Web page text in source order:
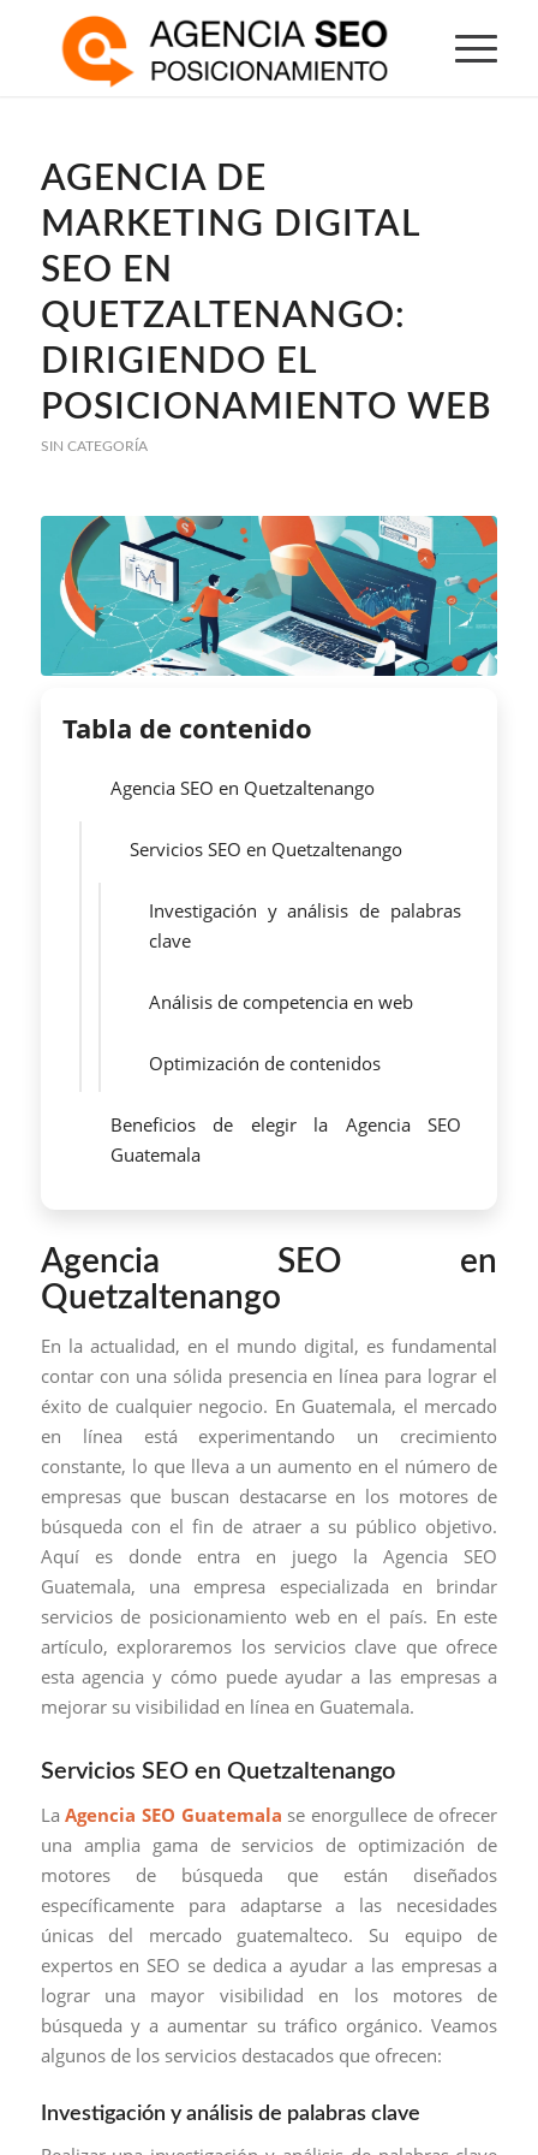
AGENCIA DE
MARKETING DIGITAL
SEO EN
QUETZALTENANGO:
DIRIGIENDO EL
POSICIONAMIENTO WEB
SIN CATEGORÍA
Tabla de contenido
Agencia SEO en Quetzaltenango
Servicios SEO en Quetzaltenango
Investigación y análisis de palabras
clave
Análisis de competencia en web
Optimización de contenidos
Beneficios de elegir la Agencia SEO
Guatemala
Agencia SEO en
Quetzaltenango
En la actualidad, en el mundo digital, es fundamental
contar con una sólida presencia en línea para lograr el
éxito de cualquier negocio. En Guatemala, el mercado
en línea está experimentando un crecimiento
constante, lo que lleva a un aumento en el número de
empresas que buscan destacarse en los motores de
búsqueda con el fin de atraer a su público objetivo.
Aquí es donde entra en juego la Agencia SEO
Guatemala, una empresa especializada en brindar
servicios de posicionamiento web en el país. En este
artículo, exploraremos los servicios clave que ofrece
esta agencia y cómo puede ayudar a las empresas a
mejorar su visibilidad en línea en Guatemala.
Servicios SEO en Quetzaltenango
LaAgencia SEO Guatemala se enorgullece de ofrecer
una amplia gama de servicios de optimización de
motores de búsqueda que están diseñados
específicamente para adaptarse a las necesidades
únicas del mercado guatemalteco. Su equipo de
expertos en SEO se dedica a ayudar a las empresas a
lograr una mayor visibilidad en los motores de
búsqueda y a aumentar su tráfico orgánico. Veamos
algunos de los servicios destacados que ofrecen:
Investigación y análisis de palabras clave